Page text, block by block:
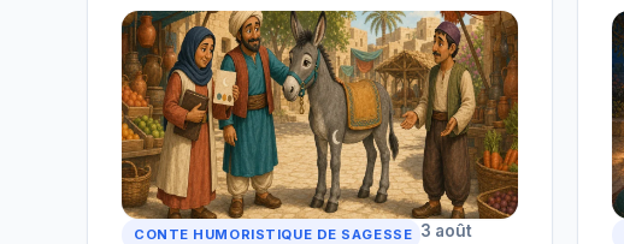
CONTE HUMORISTIQUE DE SAGESSE 3 août